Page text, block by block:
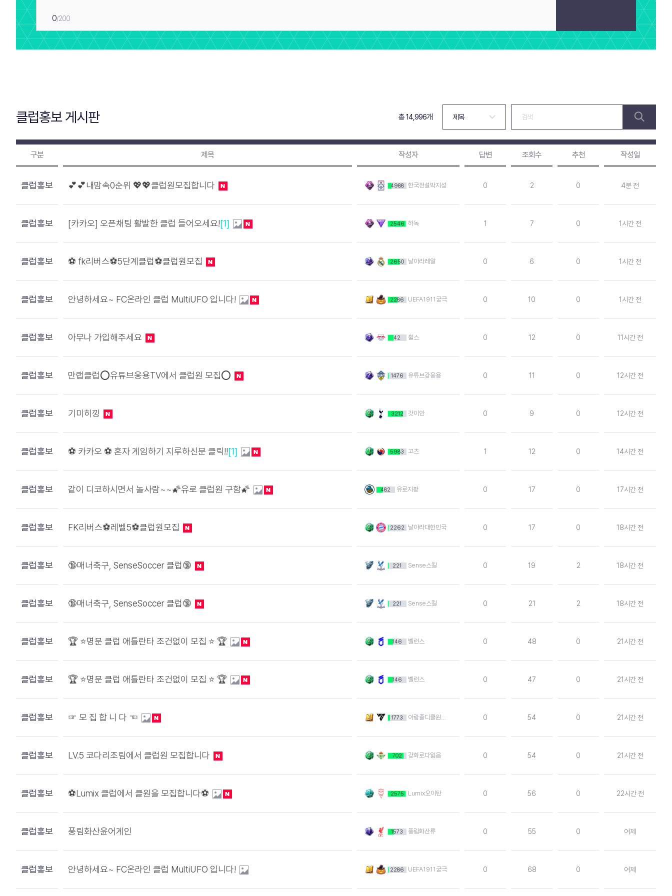
0/200
클럽홍보 게시판 총 14,996개
구분 제목 작성자 답변 조회수 추천 작성일
클럽홍보 💕💕내맘속0순위 💖💖클럽원모집합니다 4988 한국전설박지성 0 2 0 4분 전
클럽홍보 [카카오] 오픈채팅 활발한 클럽 들어오세요![1] 2546 하녹 1 7 0 1시간 전
클럽홍보 ⚽️ fk리버스⚽️5단계클럽⚽️클럽원모집 2650 날아라레알 0 6 0 1시간 전
클럽홍보 안녕하세요~ FC온라인 클럽 MultiUFO 입니다! 2286 UEFA1911궁극 0 10 0 1시간 전
클럽홍보 아무나 가입해주세요 42 휠스 0 12 0 11시간 전
클럽홍보 만랩클럽⭕유튜브웅용TV에서 클럽원 모집⭕ 1476 유튜브강웅용 0 11 0 12시간 전
클럽홍보 기미히낑 3212 갓이안 0 9 0 12시간 전
클럽홍보 ⚽️ 카카오 ⚽️ 혼자 게임하기 지루하신분 클릭!![1] 5983 고츠 1 12 0 14시간 전
클럽홍보 같이 디코하시면서 놀사람~~🌠유로 클럽원 구함🌠 482 유로지팡 0 17 0 17시간 전
클럽홍보 FK리버스⚽레벨5⚽클럽원모집 2262 날아라대한민국 0 17 0 18시간 전
클럽홍보 🔞매너축구, SenseSoccer 클럽🔞 221 Sense스킬 0 19 2 18시간 전
클럽홍보 🔞매너축구, SenseSoccer 클럽🔞 221 Sense스킬 0 21 2 18시간 전
클럽홍보 🏆 ⭐️명문 클럽 애틀란타 조건없이 모집 ⭐️ 🏆 146 벨런스 0 48 0 21시간 전
클럽홍보 🏆 ⭐️명문 클럽 애틀란타 조건없이 모집 ⭐️ 🏆 146 벨런스 0 47 0 21시간 전
클럽홍보 ☞ 모 집 합 니 다 ☜ 1773 아랑졸디클원모집 0 54 0 21시간 전
클럽홍보 LV.5 코다리조림에서 클럽원 모집합니다 702 강화로다잃음 0 54 0 21시간 전
클럽홍보 ⚽️Lumix 클럽에서 클원을 모집합니다⚽️ 2575 Lumix오이탄 0 56 0 22시간 전
클럽홍보 풍림화산윤어게인 1573 풍림화산류 0 55 0 어제
클럽홍보 안녕하세요~ FC온라인 클럽 MultiUFO 입니다! 2286 UEFA1911궁극 0 68 0 어제